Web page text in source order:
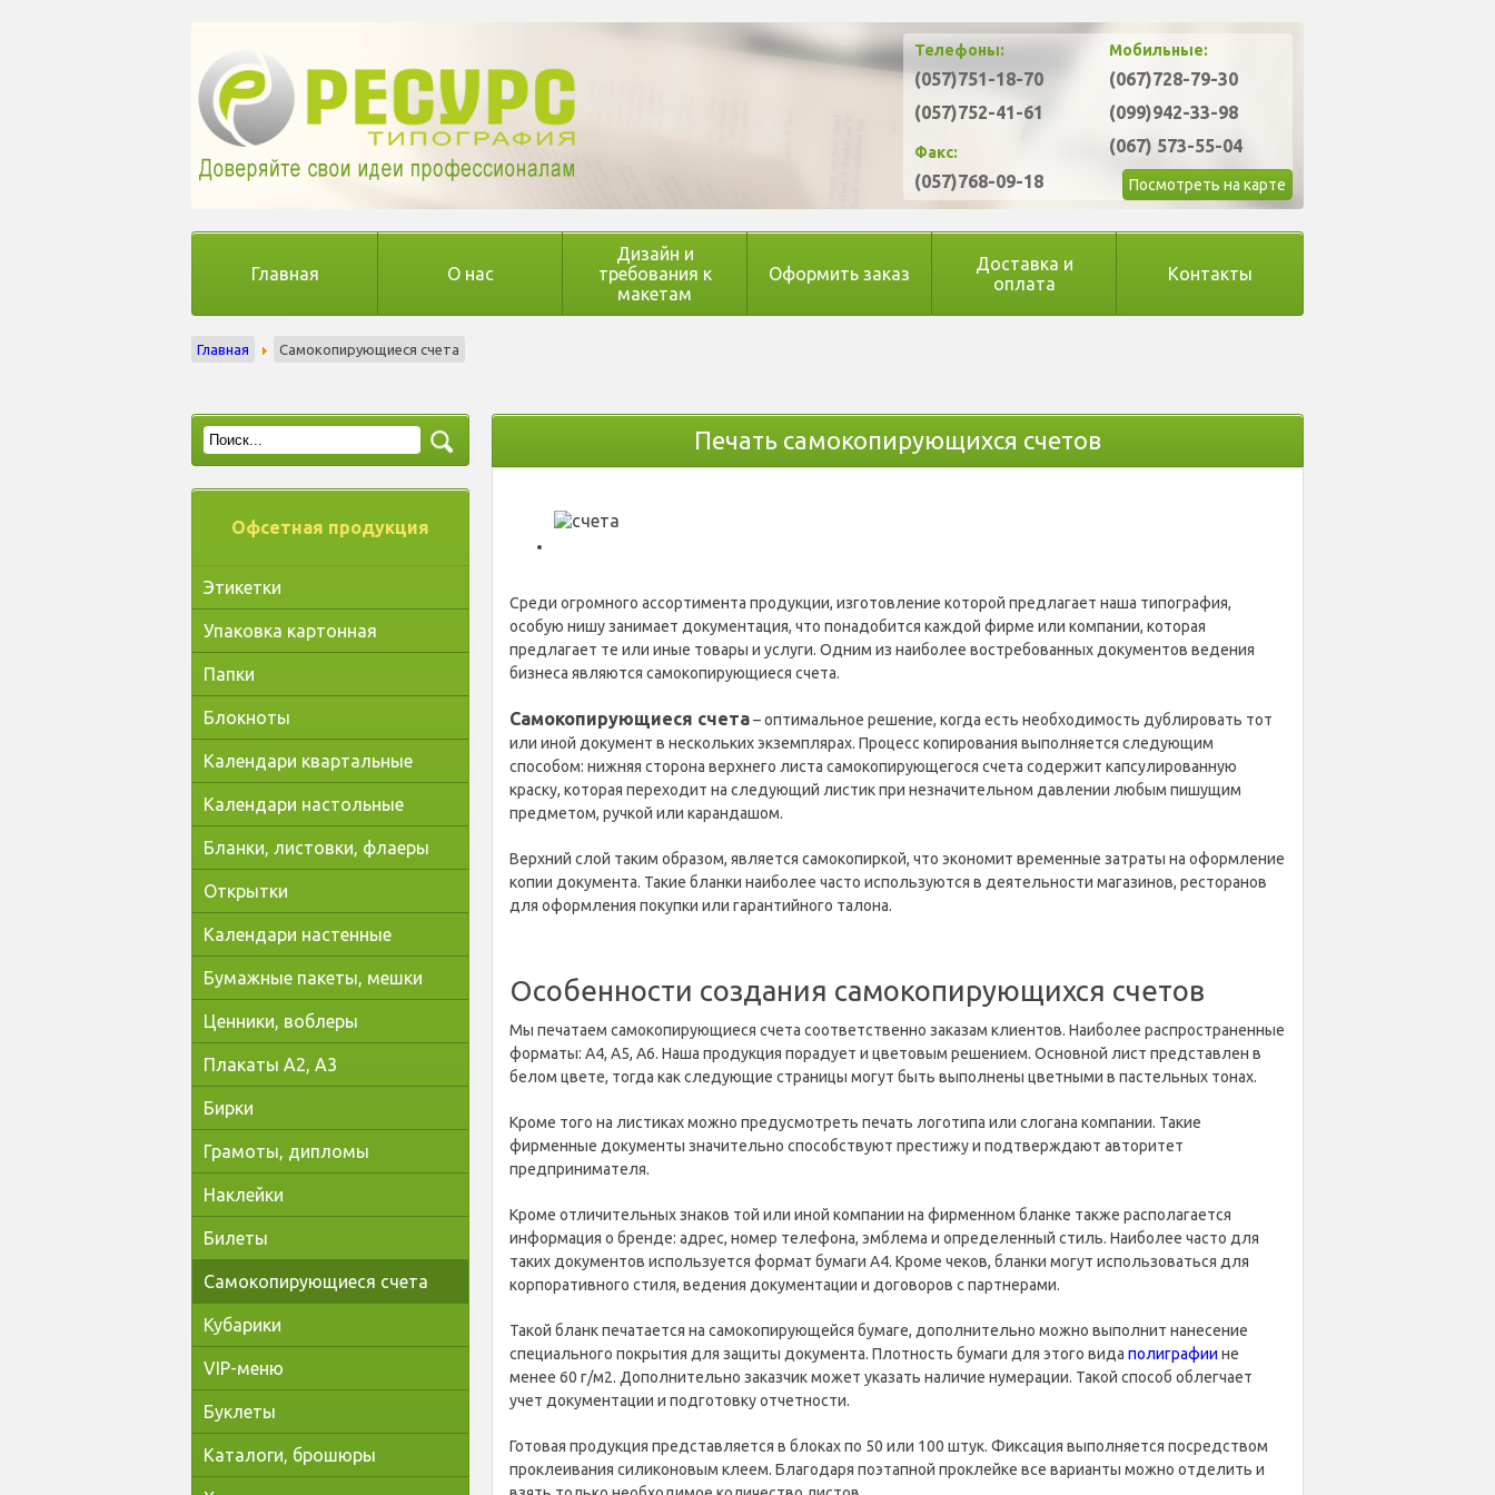
Телефоны:
(057)751-18-70
(057)752-41-61
Факс:
(057)768-09-18
Мобильные:
(067)728-79-30
(099)942-33-98
(067) 573-55-04
Посмотреть на карте
Главная О нас
Дизайн и
требования к
макетам
Оформить заказ
Доставка и
оплата
Контакты
Главная Самокопирующиеся счета
Офсетная продукция
Этикетки
Упаковка картонная
Папки
Блокноты
Календари квартальные
Календари настольные
Бланки, листовки, флаеры
Открытки
Календари настенные
Бумажные пакеты, мешки
Ценники, воблеры
Плакаты А2, А3
Бирки
Грамоты, дипломы
Наклейки
Билеты
Самокопирующиеся счета
Кубарики
VIP-меню
Буклеты
Каталоги, брошюры
Печать самокопирующихся счетов
Среди огромного ассортимента продукции, изготовление которой предлагает наша типография,
особую нишу занимает документация, что понадобится каждой фирме или компании, которая
предлагает те или иные товары и услуги. Одним из наиболее востребованных документов ведения
бизнеса являются самокопирующиеся счета.
Самокопирующиеся счета– оптимальное решение, когда есть необходимость дублировать тот
или иной документ в нескольких экземплярах. Процесс копирования выполняется следующим
способом: нижняя сторона верхнего листа самокопирующегося счета содержит капсулированную
краску, которая переходит на следующий листик при незначительном давлении любым пишущим
предметом, ручкой или карандашом.
Верхний слой таким образом, является самокопиркой, что экономит временные затраты на оформление
копии документа. Такие бланки наиболее часто используются в деятельности магазинов, ресторанов
для оформления покупки или гарантийного талона.
Особенности создания самокопирующихся счетов
Мы печатаем самокопирующиеся счета соответственно заказам клиентов. Наиболее распространенные
форматы: А4, А5, А6. Наша продукция порадует и цветовым решением. Основной лист представлен в
белом цвете, тогда как следующие страницы могут быть выполнены цветными в пастельных тонах.
Кроме того на листиках можно предусмотреть печать логотипа или слогана компании. Такие
фирменные документы значительно способствуют престижу и подтверждают авторитет
предпринимателя.
Кроме отличительных знаков той или иной компании на фирменном бланке также располагается
информация о бренде: адрес, номер телефона, эмблема и определенный стиль. Наиболее часто для
таких документов используется формат бумаги А4. Кроме чеков, бланки могут использоваться для
корпоративного стиля, ведения документации и договоров с партнерами.
Такой бланк печатается на самокопирующейся бумаге, дополнительно можно выполнит нанесение
специального покрытия для защиты документа. Плотность бумаги для этого вида полиграфии не
менее 60 г/м2. Дополнительно заказчик может указать наличие нумерации. Такой способ облегчает
учет документации и подготовку отчетности.
Готовая продукция представляется в блоках по 50 или 100 штук. Фиксация выполняется посредством
проклеивания силиконовым клеем. Благодаря поэтапной проклейке все варианты можно отделить и